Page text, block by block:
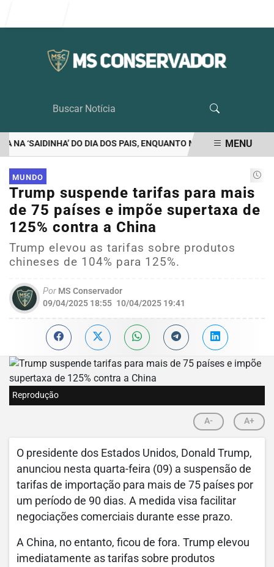
‘SAIDINHA’ DO DIA DOS PAIS, ENQUANTO MORAES VETA VISITA
EM ALTA
MENU
MUNDO
Trump suspende tarifas para mais
de 75 países e impõe supertaxa de
125% contra a China
Trump elevou as tarifas sobre produtos
chineses de 104% para 125%.
Por MS Conservador
09/04/2025 18:55 10/04/2025 19:41
Reprodução
A- A+
O presidente dos Estados Unidos, Donald Trump,
anunciou nesta quarta-feira (09) a suspensão de
tarifas de importação para mais de 75 países por
um período de 90 dias. A medida visa facilitar
negociações comerciais durante esse prazo.
A China, no entanto, ficou de fora. Trump elevou
imediatamente as tarifas sobre produtos